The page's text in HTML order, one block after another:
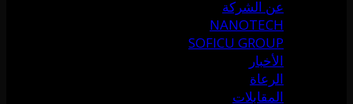
عن الشركة
NANOTECH
SOFICU GROUP
الأخبار
الرعاة
المقابلات